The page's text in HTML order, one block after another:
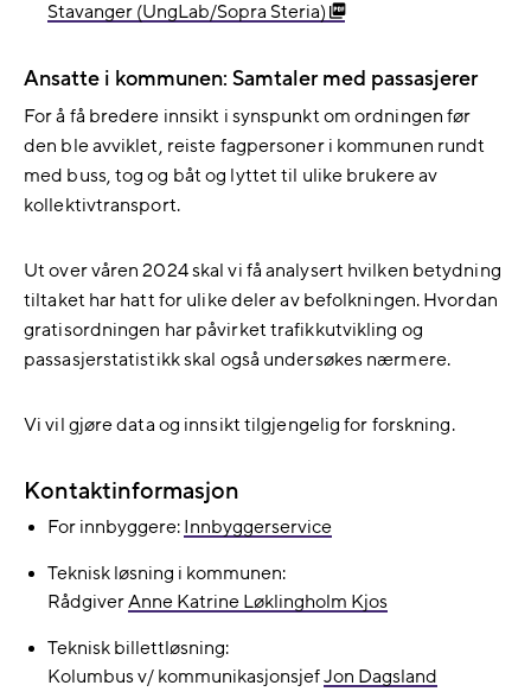
Stavanger (UngLab/Sopra Steria)
Ansatte i kommunen: Samtaler med passasjerer
For å få bredere innsikt i synspunkt om ordningen før
den ble avviklet, reiste fagpersoner i kommunen rundt
med buss, tog og båt og lyttet til ulike brukere av
kollektivtransport.
Ut over våren 2024 skal vi få analysert hvilken betydning
tiltaket har hatt for ulike deler av befolkningen. Hvordan
gratisordningen har påvirket trafikkutvikling og
passasjerstatistikk skal også undersøkes nærmere.
Vi vil gjøre data og innsikt tilgjengelig for forskning.
Kontaktinformasjon
For innbyggere: Innbyggerservice
Teknisk løsning i kommunen:
RådgiverAnne Katrine Løklingholm Kjos
Teknisk billettløsning:
Kolumbus v/ kommunikasjonsjefJon Dagsland